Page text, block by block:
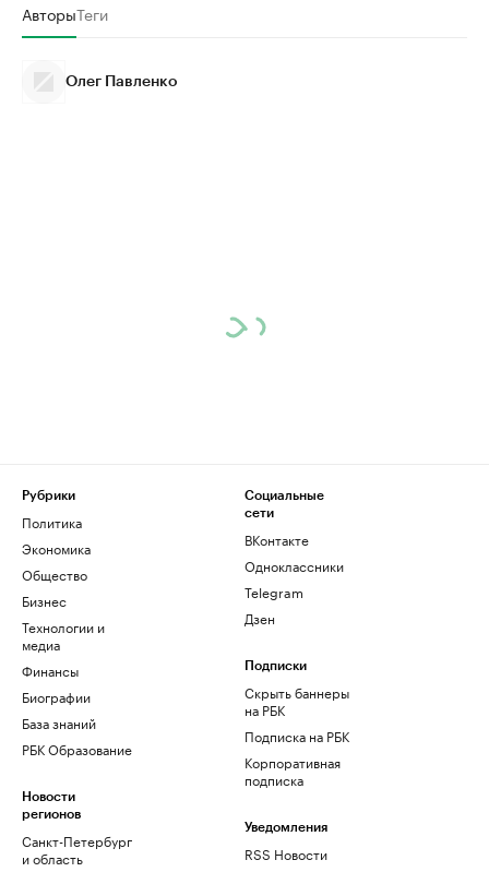
АвторыТеги
Олег Павленко
Рубрики
Политика
Экономика
Общество
Бизнес
Технологии и
медиа
Финансы
Биографии
База знаний
РБК Образование
Новости
регионов
Санкт-Петербург
и область
Социальные
сети
ВКонтакте
Одноклассники
Telegram
Дзен
Подписки
Скрыть баннеры
на РБК
Подписка на РБК
Корпоративная
подписка
Уведомления
RSS Новости